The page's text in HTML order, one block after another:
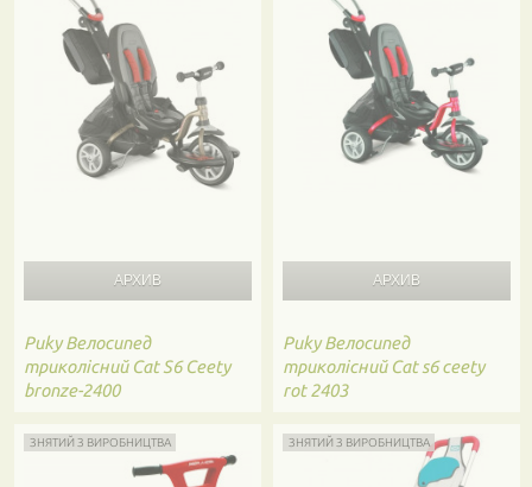
Puky Велосипед
триколісний Cat S6 Ceety
bronze-2400
Puky Велосипед
триколісний Cat s6 ceety
rot 2403
ЗНЯТИЙ З ВИРОБНИЦТВА ЗНЯТИЙ З ВИРОБНИЦТВА